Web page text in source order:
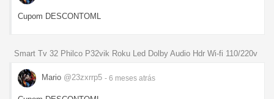
Cupom DESCONTOML
Smart Tv 32 Philco P32vik Roku Led Dolby Audio Hdr Wi-fi 110/220v
Mario @23zxrrp5 - 6 meses atrás